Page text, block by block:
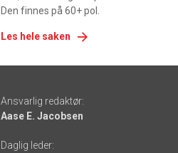
Den finnes på 60+ pol.
Les hele saken
-
links
Ansvarlig redaktør:
Aase E. Jacobsen
Daglig leder: